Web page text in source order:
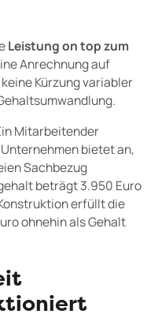
Leistung on top zum
Anrechnung auf
Kürzung variabler
Mitarbeitender
bietet an,
Sachbezug
beträgt 3.950 Euro
erfüllt die
ohnehin als Gehalt